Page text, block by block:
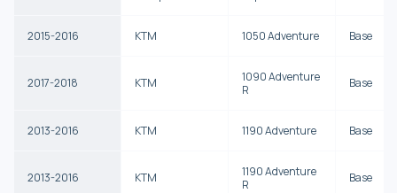
2015-2016 KTM 1050 Adventure Base
2017-2018 KTM
1090 Adventure
R
Base
2013-2016 KTM 1190 Adventure Base
2013-2016 KTM
1190 Adventure
R
Base